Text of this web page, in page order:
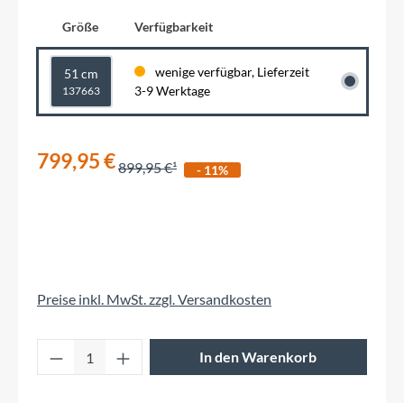
Größe Verfügbarkeit
51 cm
137663
wenige verfügbar, Lieferzeit
3-9 Werktage
799,95 €899,95 € - 11%
Preise inkl. MwSt. zzgl. Versandkosten
Produkt Anzahl: Gib den gewünschten
In den Warenkorb